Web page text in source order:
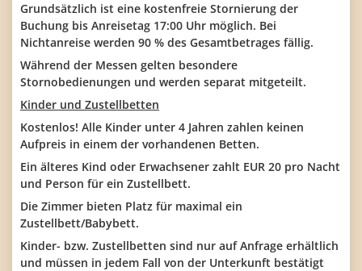
Grundsätzlich ist eine kostenfreie Stornierung der
Buchung bis Anreisetag 17:00 Uhr möglich. Bei
Nichtanreise werden 90 % des Gesamtbetrages fällig.
Während der Messen gelten besondere
Stornobedienungen und werden separat mitgeteilt.
Kinder und Zustellbetten
Kostenlos! Alle Kinder unter 4 Jahren zahlen keinen
Aufpreis in einem der vorhandenen Betten.
Ein älteres Kind oder Erwachsener zahlt EUR 20 pro Nacht
und Person für ein Zustellbett.
Die Zimmer bieten Platz für maximal ein
Zustellbett/Babybett.
Kinder- bzw. Zustellbetten sind nur auf Anfrage erhältlich
und müssen in jedem Fall von der Unterkunft bestätigt